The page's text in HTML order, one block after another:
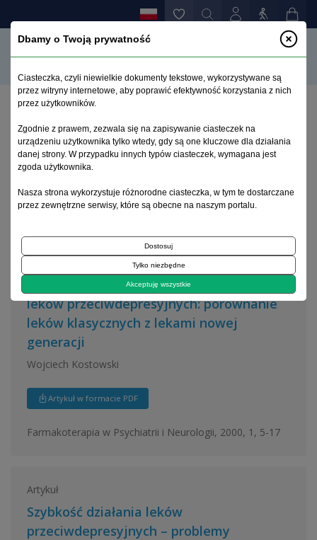
Archiwum 1995–2023
2000, tom 16, zeszyt 1
Uwagi na temat mechanizmów działania
leków przeciwdepresyjnych: porównanie
leków klasycznych z lekami nowej
generacji
Wojciech Kostowski
Artykuł w formacie PDF
Farmakoterapia w Psychiatrii i Neurologii, 2000, 1, 5-17
Artykuł
Szybkość działania leków
przeciwdepresyjnych – problemy
Dbamy o Twoją prywatność
Ciasteczka, czyli niewielkie dokumenty tekstowe, wykorzystywane są
przez witryny internetowe, aby poprawić efektywność korzystania z nich
przez użytkowników.
Zgodnie z prawem, zezwala się na zapisywanie ciasteczek na
urządzeniu użytkownika tylko wtedy, gdy są one kluczowe dla działania
danej strony. W przypadku innych typów ciasteczek, wymagana jest
zgoda użytkownika.
Nasza strona wykorzystuje różnorodne ciasteczka, w tym te dostarczane
przez zewnętrzne serwisy, które są obecne na naszym portalu.
Dostosuj
Tylko niezbędne
Akceptuję wszystkie